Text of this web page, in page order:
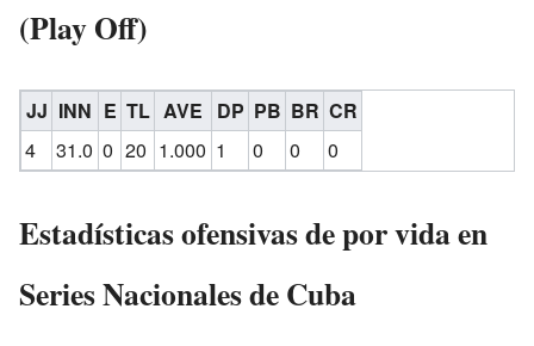
(Play Off)
JJ INN E TL AVE DP PB BR CR
4
31.0 0 20 1.000 1 0 0 0
Estadísticas ofensivas de por vida en
Series Nacionales de Cuba